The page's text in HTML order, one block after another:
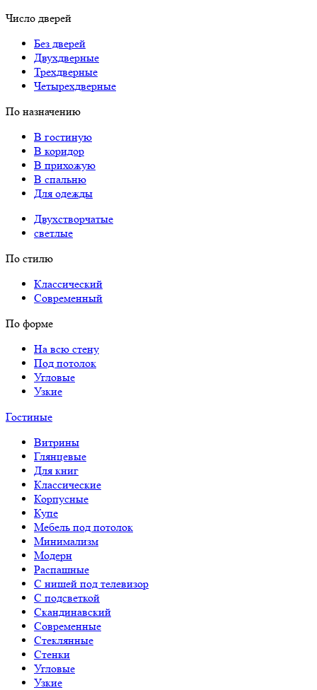
Число дверей
Без дверей
Двухдверные
Трехдверные
Четырехдверные
По назначению
В гостиную
В коридор
В прихожую
В спальню
Для одежды
Двухстворчатые
светлые
По стилю
Классический
Современный
По форме
На всю стену
Под потолок
Угловые
Узкие
Гостиные
Витрины
Глянцевые
Для книг
Классические
Корпусные
Купе
Мебель под потолок
Минимализм
Модерн
Распашные
С нишей под телевизор
С подсветкой
Скандинавский
Современные
Стеклянные
Стенки
Угловые
Узкие